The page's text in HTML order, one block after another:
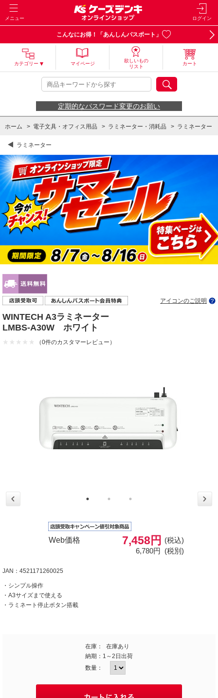
メニュー ログイン
こんなにお得！「あんしんパスポート」
カテゴリー マイページ
欲しいもの
リスト
カート
定期的なパスワード変更のお願い
ホーム > 電子文具・オフィス用品 > ラミネーター・消耗品 > ラミネーター
ラミネーター
アイコンのご説明
WINTECH A3ラミネーター
LMBS-A30W ホワイト
（0件のカスタマーレビュー）
Web価格 7,458円
(税込)
6,780円 (税別)
JAN：4521171260025
・シンプル操作
・A3サイズまで使える
・ラミネート停止ボタン搭載
在庫：
在庫あり
納期： 1～2日出荷
数量：